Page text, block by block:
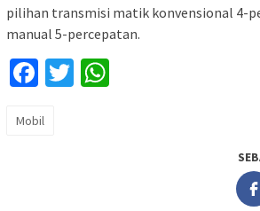
pilihan transmisi matik konvensional 4-
manual 5-percepatan.
Facebook
Twitter
Mobil